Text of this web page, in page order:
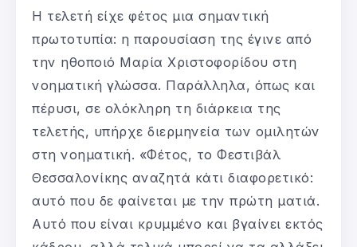
Η τελετή είχε φέτος μια σημαντική
πρωτοτυπία: η παρουσίαση της έγινε από
την ηθοποιό Μαρία Χριστοφορίδου στη
νοηματική γλώσσα. Παράλληλα, όπως και
πέρυσι, σε ολόκληρη τη διάρκεια της
τελετής, υπήρχε διερμηνεία των ομιλητών
στη νοηματική. «Φέτος, το Φεστιβάλ
Θεσσαλονίκης αναζητά κάτι διαφορετικό:
αυτό που δε φαίνεται με την πρώτη ματιά.
Αυτό που είναι κρυμμένο και βγαίνει εκτός